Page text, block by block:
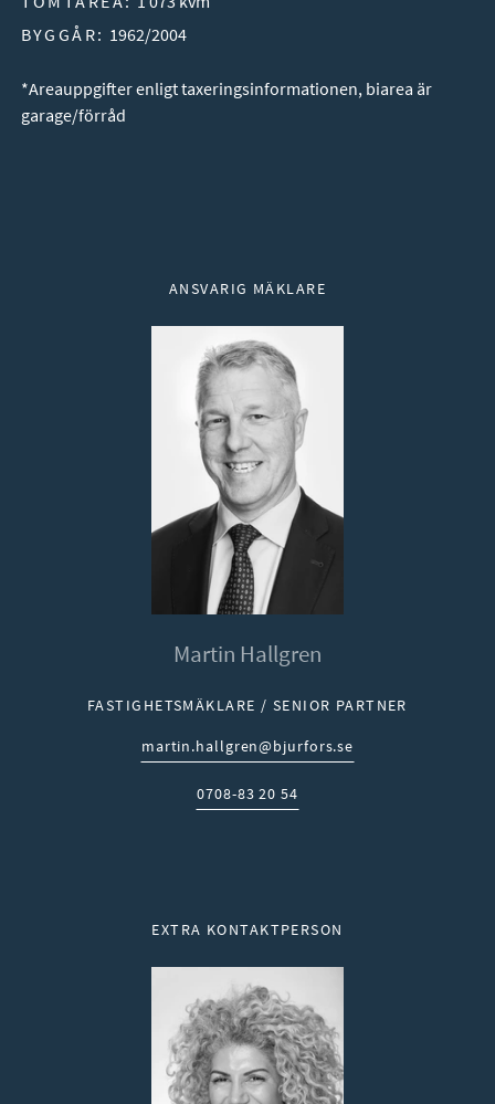
BYGGÅR: 1962/2004
*Areauppgifter enligt taxeringsinformationen, biarea är
garage/förråd
ANSVARIG MÄKLARE
Martin Hallgren
FASTIGHETSMÄKLARE / SENIOR PARTNER
E-post:
martin.hallgren@bjurfors.se
Telefon:
0708-83 20 54
EXTRA KONTAKTPERSON